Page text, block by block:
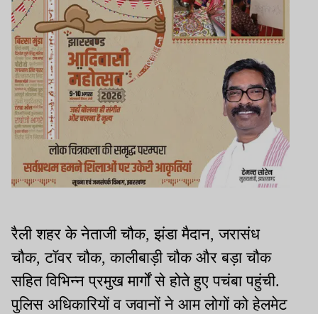
रैली शहर के नेताजी चौक, झंडा मैदान, जरासंध
चौक, टॉवर चौक, कालीबाड़ी चौक और बड़ा चौक
सहित विभिन्न प्रमुख मार्गों से होते हुए पचंबा पहुंची.
पुलिस अधिकारियों व जवानों ने आम लोगों को हेलमेट